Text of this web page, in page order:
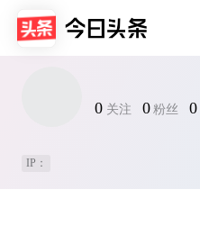
0 关注 0 粉丝 0
IP：